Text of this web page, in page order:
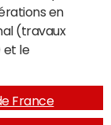
en
(travaux
et le
France